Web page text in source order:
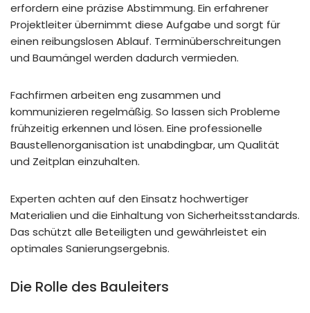
erfordern eine präzise Abstimmung. Ein erfahrener
Projektleiter übernimmt diese Aufgabe und sorgt für
einen reibungslosen Ablauf. Terminüberschreitungen
und Baumängel werden dadurch vermieden.
Fachfirmen arbeiten eng zusammen und
kommunizieren regelmäßig. So lassen sich Probleme
frühzeitig erkennen und lösen. Eine professionelle
Baustellenorganisation ist unabdingbar, um Qualität
und Zeitplan einzuhalten.
Experten achten auf den Einsatz hochwertiger
Materialien und die Einhaltung von Sicherheitsstandards.
Das schützt alle Beteiligten und gewährleistet ein
optimales Sanierungsergebnis.
Die Rolle des Bauleiters